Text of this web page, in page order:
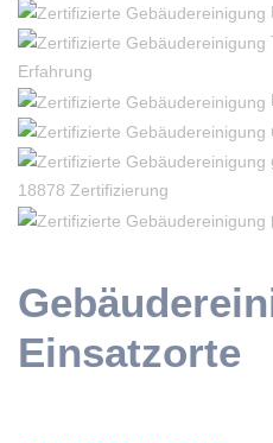
Erfahrung
18878 Zertifizierung
Einsatzorte